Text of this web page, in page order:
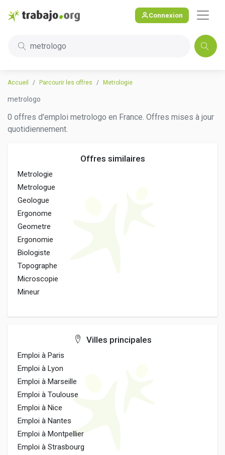
Connexion
metrologo
Accueil Parcourir les offres Metrologie
metrologo
0 offres d'emploi metrologo en France. Offres mises à jour
quotidiennement.
Offres similaires
Metrologie
Metrologue
Geologue
Ergonome
Geometre
Ergonomie
Biologiste
Topographe
Microscopie
Mineur
Villes principales
Emploi à Paris
Emploi à Lyon
Emploi à Marseille
Emploi à Toulouse
Emploi à Nice
Emploi à Nantes
Emploi à Montpellier
Emploi à Strasbourg